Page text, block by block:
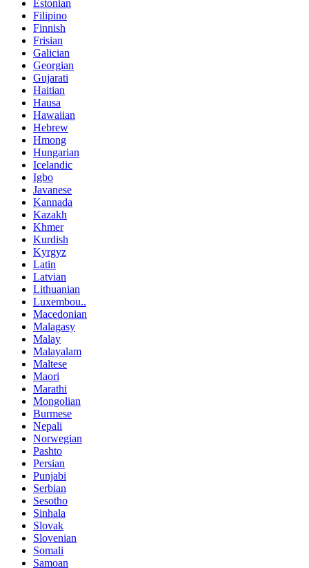
Estonian
Filipino
Finnish
Frisian
Galician
Georgian
Gujarati
Haitian
Hausa
Hawaiian
Hebrew
Hmong
Hungarian
Icelandic
Igbo
Javanese
Kannada
Kazakh
Khmer
Kurdish
Kyrgyz
Latin
Latvian
Lithuanian
Luxembou..
Macedonian
Malagasy
Malay
Malayalam
Maltese
Maori
Marathi
Mongolian
Burmese
Nepali
Norwegian
Pashto
Persian
Punjabi
Serbian
Sesotho
Sinhala
Slovak
Slovenian
Somali
Samoan